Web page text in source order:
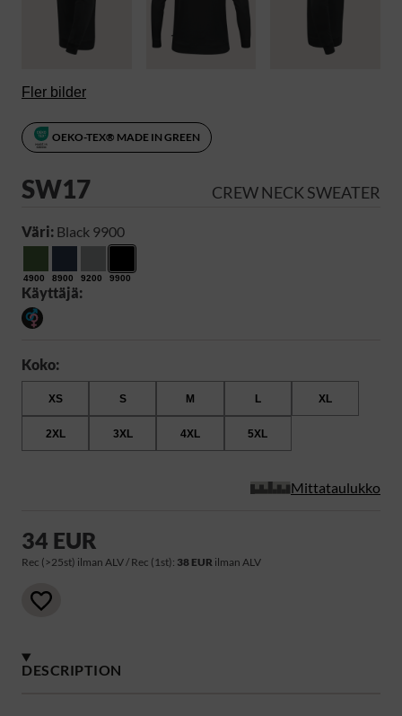
Fler bilder
OEKO-TEX® MADE IN GREEN
SW17 CREW NECK SWEATER
Väri: Black 9900
4900 8900 9200 9900
Käyttäjä:
Koko:
XS S M L XL
2XL 3XL 4XL 5XL
Mittataulukko
34 EUR
Rec (>25st) ilman ALV / Rec (1st): 38 EUR ilman ALV
DESCRIPTION